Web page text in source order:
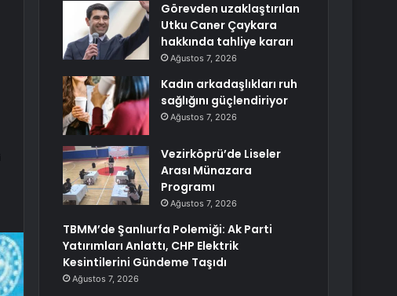
Görevden uzaklaştırılan
Utku Caner Çaykara
hakkında tahliye kararı
Ağustos 7, 2026
Kadın arkadaşlıkları ruh
sağlığını güçlendiriyor
Ağustos 7, 2026
Vezirköprü’de Liseler
Arası Münazara
Programı
Ağustos 7, 2026
TBMM’de Şanlıurfa Polemiği: Ak Parti
Yatırımları Anlattı, CHP Elektrik
Kesintilerini Gündeme Taşıdı
Ağustos 7, 2026